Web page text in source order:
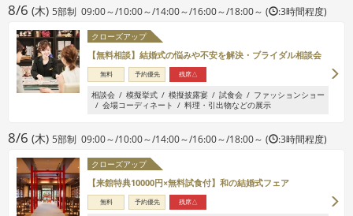
8/6 (木) 5部制 09:00～/10:00～/14:00～/16:00～/18:00～ ( :3時間程度)
クローズアップ
【無料相談】結婚式の悩みや不安を解決・ブライダル相談会
無料 予約優先 残席△
相談会 模擬挙式 模擬披露宴 試食会
ファッションショー
会場コーディネート
料理・引出物などの展示
8/6 (木) 5部制 09:00～/10:00～/14:00～/16:00～/18:00～ ( :3時間程度)
クローズアップ
【来館特典10000円×無料試食付】和の結婚式フェア
無料 予約優先 残席△